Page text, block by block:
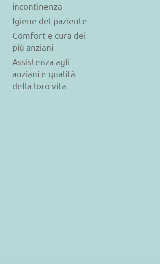
incontinenza
Igiene del paziente
Comfort e cura dei
più anziani
Assistenza agli
anziani e qualità
della loro vita